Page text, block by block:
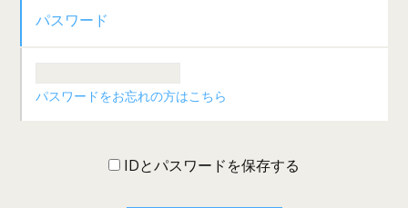
パスワード
パスワードをお忘れの方はこちら
IDとパスワードを保存する